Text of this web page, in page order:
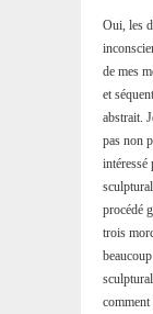
Oui, les
de mes
et
abstrait.
pas non
intéressé
procédé
trois